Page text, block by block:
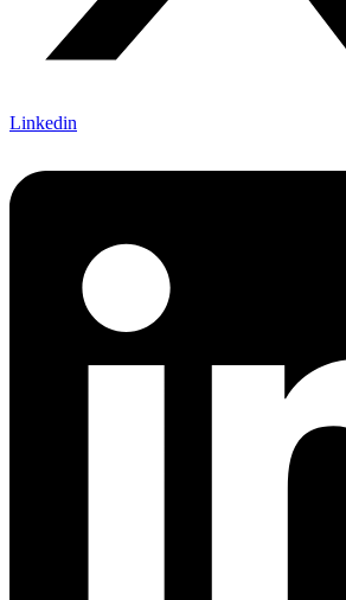
Linkedin